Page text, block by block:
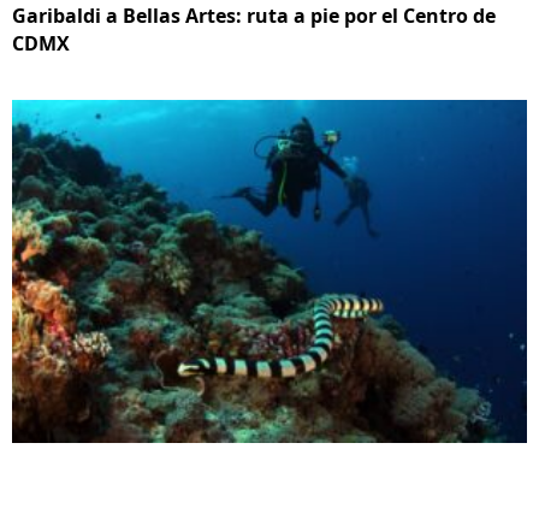
Garibaldi a Bellas Artes: ruta a pie por el Centro de
CDMX